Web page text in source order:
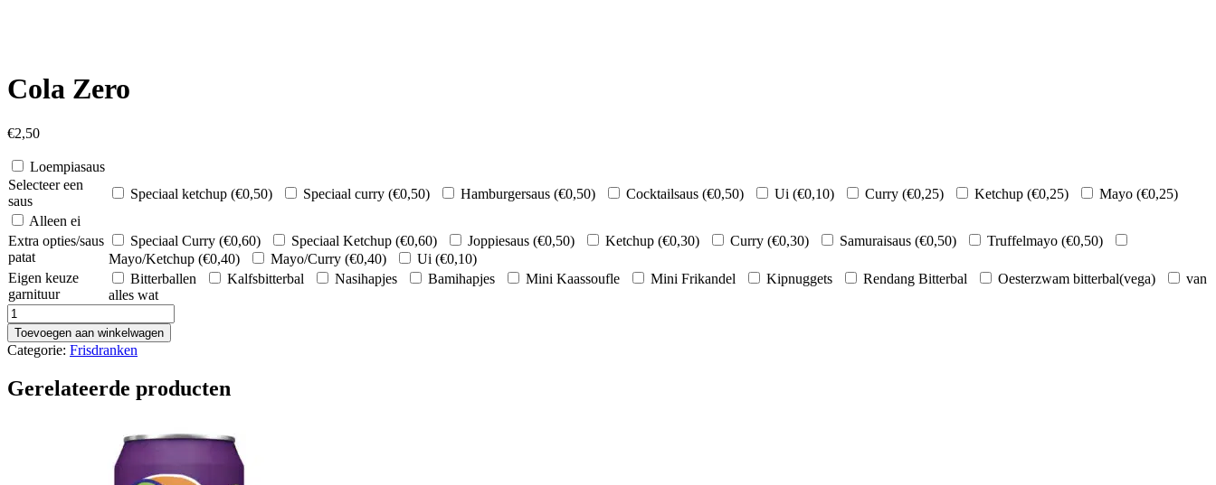
Cola Zero
€2,50
Loempiasaus
Selecteer een
saus
Speciaal ketchup (€0,50) Speciaal curry (€0,50) Hamburgersaus (€0,50) Cocktailsaus (€0,50) Ui (€0,10) Curry (€0,25) Ketchup (€0,25) Mayo (€0,25)
Alleen ei
Extra opties/saus
patat
Speciaal Curry (€0,60) Speciaal Ketchup (€0,60) Joppiesaus (€0,50) Ketchup (€0,30) Curry (€0,30) Samuraisaus (€0,50) Truffelmayo (€0,50)
Mayo/Ketchup (€0,40) Mayo/Curry (€0,40) Ui (€0,10)
Eigen keuze
garnituur
Bitterballen Kalfsbitterbal Nasihapjes Bamihapjes Mini Kaassoufle Mini Frikandel Kipnuggets Rendang Bitterbal Oesterzwam bitterbal(vega)
van
alles wat
Cola
Zero
aantal
Toevoegen aan winkelwagen
Categorie: Frisdranken
Gerelateerde producten